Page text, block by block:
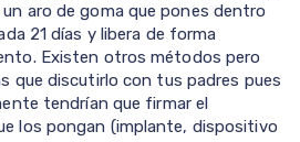
aro de goma que pones dentro
21 días y libera de forma
Existen otros métodos pero
que discutirlo con tus padres pues
tendrían que firmar el
los pongan (implante, dispositivo